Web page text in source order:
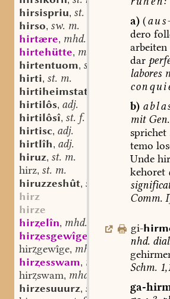
hirsispriu, st. n.
hirso, sw. m.
hirtære, mhd. st. m.
hirtehütte, mhd. st. sw. f.
hirtentuom, st. m. n.
hirti, st. m.
hirtiheimstat
hirtilôs, adj.
hirtilôsî, st. f.
hirtisc, adj.
hirtlîh, adj.
hiruz, st. m.
hirz, st. m.
hiruzzeshût, st. f.
hirz
hirze
hirelîn, mhd. st. n.
hiresgewîge
mhd. st. n.
hirgewîge, mhd. st. n.
hiresswam, mhd. st. m.
hirswam, mhd. st. m.
hirzesuuurz, st. f.
a) (
dero
arbeiten
dar
labores
b)
mit
sprichet
temo
Unde
kehoret
Comm.I
gi-
nhd.
Schm.
ga-